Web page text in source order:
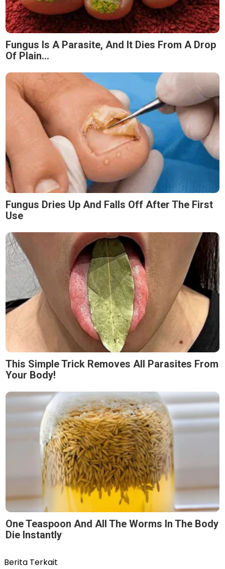
Fungus Is A Parasite, And It Dies From A Drop
Of Plain...
Fungus Dries Up And Falls Off After The First
Use
This Simple Trick Removes All Parasites From
Your Body!
One Teaspoon And All The Worms In The Body
Die Instantly
Berita Terkait